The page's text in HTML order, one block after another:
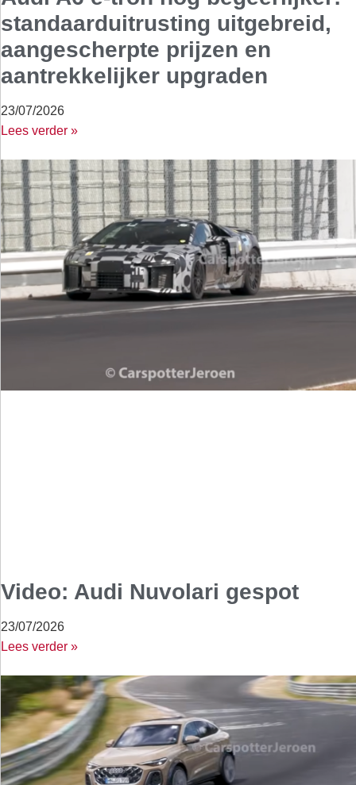
standaarduitrusting uitgebreid,
aangescherpte prijzen en
aantrekkelijker upgraden
23/07/2026
Lees verder »
Video: Audi Nuvolari gespot
23/07/2026
Lees verder »